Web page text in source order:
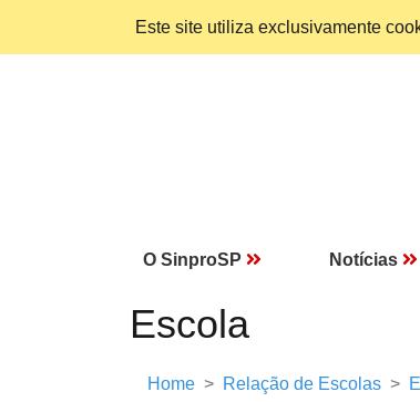
Este site utiliza exclusivamente
O SinproSP Notícias
Escola
Home Relação de Escolas